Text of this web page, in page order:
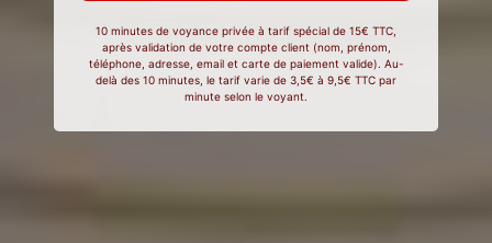
10 minutes de voyance privée à tarif spécial de 15€ TTC,
après validation de votre compte client (nom, prénom,
téléphone, adresse, email et carte de paiement valide). Au-
delà des 10 minutes, le tarif varie de 3,5€ à 9,5€ TTC par
minute selon le voyant.